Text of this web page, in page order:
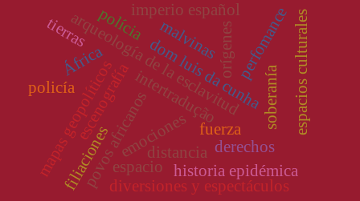
arqueología de la esclavitud
dom luis da cunhasoberanía
orígenes
malvinas
intertradução
povos africanos
mapas geopolíticos
África
fuerza
emociones
escenografía
perfomance
espacio
distancia derechos
espacios culturales
filiaciones
policía
diversiones y espectáculos
políciaimperio español
historia epidémica
tierras